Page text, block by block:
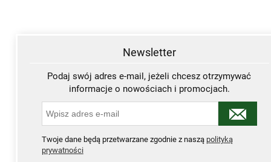
Newsletter
Podaj swój adres e-mail, jeżeli chcesz otrzymywać
informacje o nowościach i promocjach.
Twoje dane będą przetwarzane zgodnie z naszą polityką
prywatności